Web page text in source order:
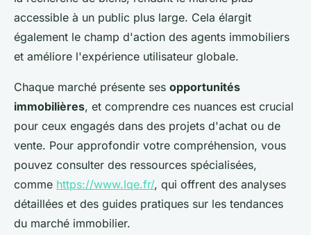
accessible à un public plus large. Cela élargit
également le champ d'action des agents immobiliers
et améliore l'expérience utilisateur globale.
Chaque marché présente ses opportunités
immobilières, et comprendre ces nuances est crucial
pour ceux engagés dans des projets d'achat ou de
vente. Pour approfondir votre compréhension, vous
pouvez consulter des ressources spécialisées,
comme https://www.lqe.fr/, qui offrent des analyses
détaillées et des guides pratiques sur les tendances
du marché immobilier.